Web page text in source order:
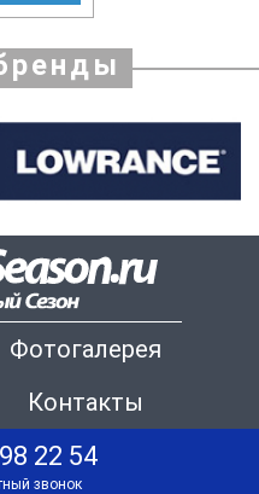
Фотогалерея
Контакты
22 54
звонок